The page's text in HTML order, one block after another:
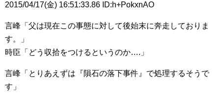
2015/04/17(金) 16:51:33.86 ID:h+PokxnAO
言峰「父は現在この事態に対して後始末に奔走しておりま
す。」
時臣「どう収拾をつけるというのか….」
言峰「とりあえずは『隕石の落下事件』で処理するそうで
す」